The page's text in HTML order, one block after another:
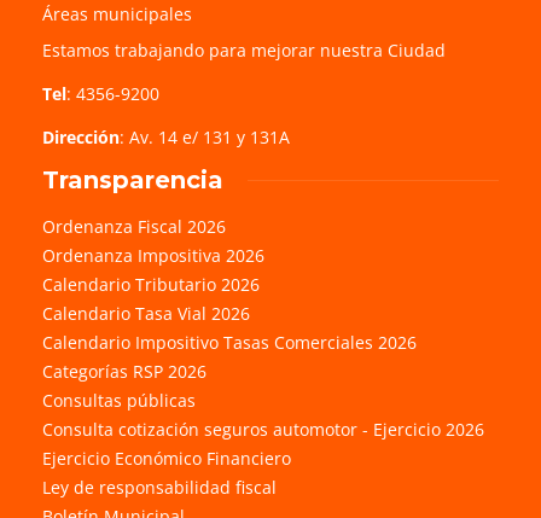
Áreas municipales
Estamos trabajando para mejorar nuestra Ciudad
Tel: 4356-9200
Dirección: Av. 14 e/ 131 y 131A
Transparencia
Ordenanza Fiscal 2026
Ordenanza Impositiva 2026
Calendario Tributario 2026
Calendario Tasa Vial 2026
Calendario Impositivo Tasas Comerciales 2026
Categorías RSP 2026
Consultas públicas
Consulta cotización seguros automotor - Ejercicio 2026
Ejercicio Económico Financiero
Ley de responsabilidad fiscal